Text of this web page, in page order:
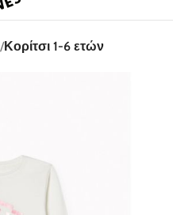
Κορίτσι 1-6 ετών